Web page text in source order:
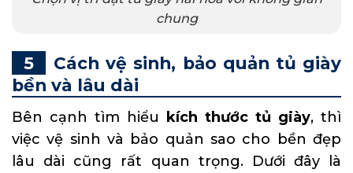
chung
Cách vệ sinh, bảo quản tủ giày
bền và lâu dài
Bên cạnh tìm hiểu kích thước tủ giày, thì
việc vệ sinh và bảo quản sao cho bền đẹp
lâu dài cũng rất quan trọng. Dưới đây là